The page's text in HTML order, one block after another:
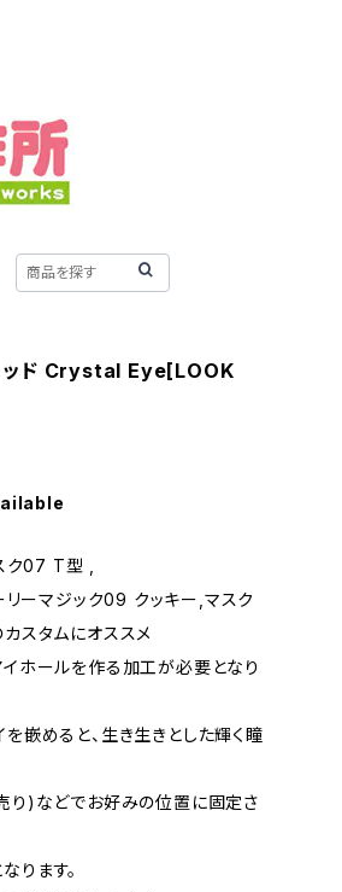
ッド Crystal Eye[LOOK
ク07 T型 ,
ーマジック09 クッキー,マスク
スタムにオススメ
ホールを作る加工が必要となり
嵌めると、生き生きとした輝く瞳
り)などでお好みの位置に固定さ
ります。